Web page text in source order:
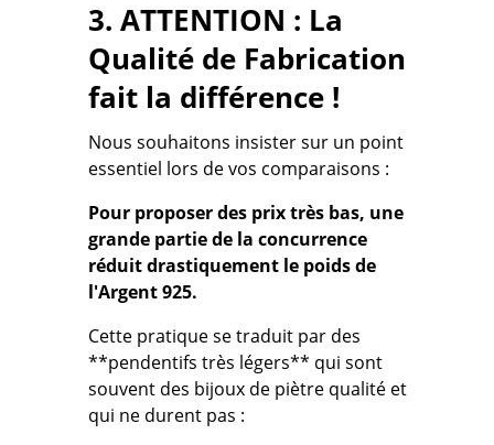
3. ATTENTION : La
Qualité de Fabrication
fait la différence !
Nous souhaitons insister sur un point
essentiel lors de vos comparaisons :
Pour proposer des prix très bas, une
grande partie de la concurrence
réduit drastiquement le poids de
l'Argent 925.
Cette pratique se traduit par des
**pendentifs très légers** qui sont
souvent des bijoux de piètre qualité et
qui ne durent pas :